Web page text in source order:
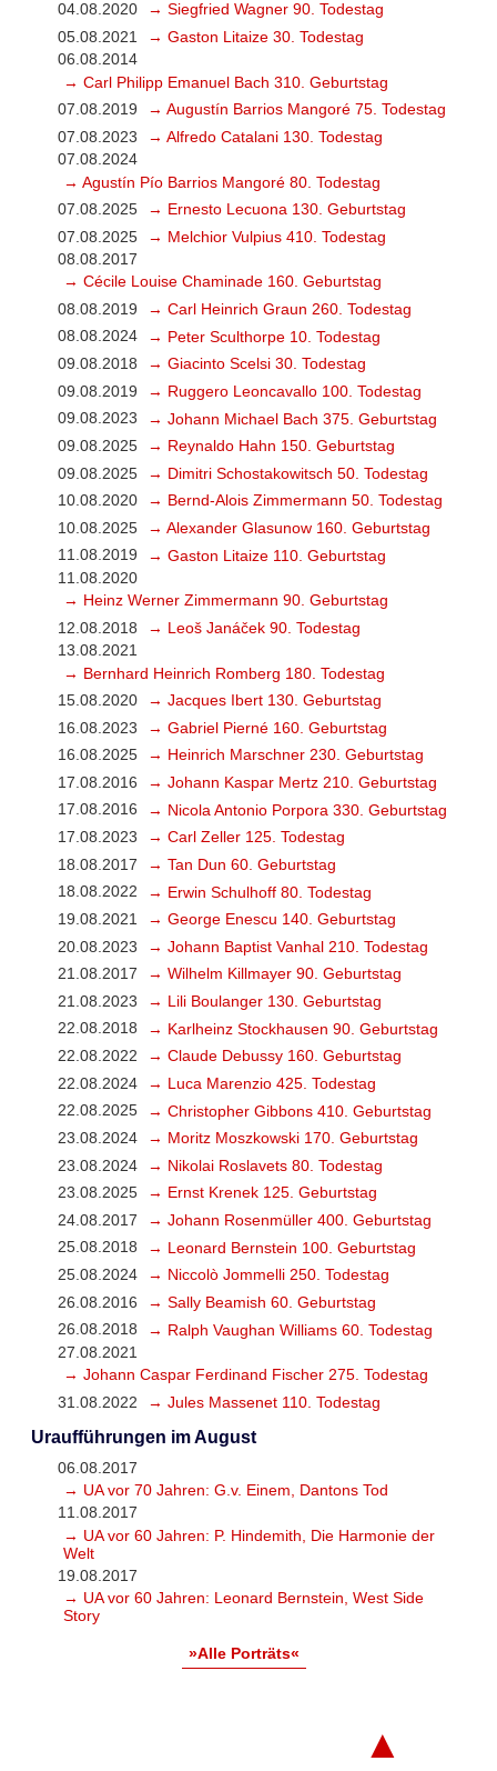
04.08.2020
→ Siegfried Wagner 90. Todestag
05.08.2021
→ Gaston Litaize 30. Todestag
06.08.2014
→ Carl Philipp Emanuel Bach 310. Geburtstag
07.08.2019
→ Augustín Barrios Mangoré 75. Todestag
07.08.2023
→ Alfredo Catalani 130. Todestag
07.08.2024
→ Agustín Pío Barrios Mangoré 80. Todestag
07.08.2025
→ Ernesto Lecuona 130. Geburtstag
07.08.2025
→ Melchior Vulpius 410. Todestag
08.08.2017
→ Cécile Louise Chaminade 160. Geburtstag
08.08.2019
→ Carl Heinrich Graun 260. Todestag
08.08.2024
→ Peter Sculthorpe 10. Todestag
09.08.2018
→ Giacinto Scelsi 30. Todestag
09.08.2019
→ Ruggero Leoncavallo 100. Todestag
09.08.2023
→ Johann Michael Bach 375. Geburtstag
09.08.2025
→ Reynaldo Hahn 150. Geburtstag
09.08.2025
→ Dimitri Schostakowitsch 50. Todestag
10.08.2020
→ Bernd-Alois Zimmermann 50. Todestag
10.08.2025
→ Alexander Glasunow 160. Geburtstag
11.08.2019
→ Gaston Litaize 110. Geburtstag
11.08.2020
→ Heinz Werner Zimmermann 90. Geburtstag
12.08.2018
→ Leoš Janáček 90. Todestag
13.08.2021
→ Bernhard Heinrich Romberg 180. Todestag
15.08.2020
→ Jacques Ibert 130. Geburtstag
16.08.2023
→ Gabriel Pierné 160. Geburtstag
16.08.2025
→ Heinrich Marschner 230. Geburtstag
17.08.2016
→ Johann Kaspar Mertz 210. Geburtstag
17.08.2016
→ Nicola Antonio Porpora 330. Geburtstag
17.08.2023
→ Carl Zeller 125. Todestag
18.08.2017
→ Tan Dun 60. Geburtstag
18.08.2022
→ Erwin Schulhoff 80. Todestag
19.08.2021
→ George Enescu 140. Geburtstag
20.08.2023
→ Johann Baptist Vanhal 210. Todestag
21.08.2017
→ Wilhelm Killmayer 90. Geburtstag
21.08.2023
→ Lili Boulanger 130. Geburtstag
22.08.2018
→ Karlheinz Stockhausen 90. Geburtstag
22.08.2022
→ Claude Debussy 160. Geburtstag
22.08.2024
→ Luca Marenzio 425. Todestag
22.08.2025
→ Christopher Gibbons 410. Geburtstag
23.08.2024
→ Moritz Moszkowski 170. Geburtstag
23.08.2024
→ Nikolai Roslavets 80. Todestag
23.08.2025
→ Ernst Krenek 125. Geburtstag
24.08.2017
→ Johann Rosenmüller 400. Geburtstag
25.08.2018
→ Leonard Bernstein 100. Geburtstag
25.08.2024
→ Niccolò Jommelli 250. Todestag
26.08.2016
→ Sally Beamish 60. Geburtstag
26.08.2018
→ Ralph Vaughan Williams 60. Todestag
27.08.2021
→ Johann Caspar Ferdinand Fischer 275. Todestag
31.08.2022
→ Jules Massenet 110. Todestag
Uraufführungen im August
06.08.2017
→ UA vor 70 Jahren: G.v. Einem, Dantons Tod
11.08.2017
→ UA vor 60 Jahren: P. Hindemith, Die Harmonie der
Welt
19.08.2017
→ UA vor 60 Jahren: Leonard Bernstein, West Side
Story
»Alle Porträts«
▲